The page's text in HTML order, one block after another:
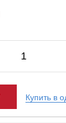
Купить в